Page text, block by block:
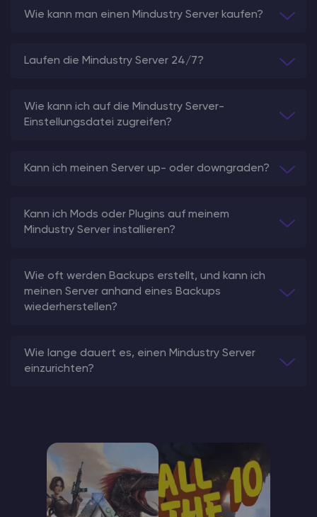
Wie kann man einen Mindustry Server kaufen?
Laufen die Mindustry Server 24/7?
Wie kann ich auf die Mindustry Server-
Einstellungsdatei zugreifen?
Kann ich meinen Server up- oder downgraden?
Kann ich Mods oder Plugins auf meinem
Mindustry Server installieren?
Wie oft werden Backups erstellt, und kann ich
meinen Server anhand eines Backups
wiederherstellen?
Wie lange dauert es, einen Mindustry Server
einzurichten?